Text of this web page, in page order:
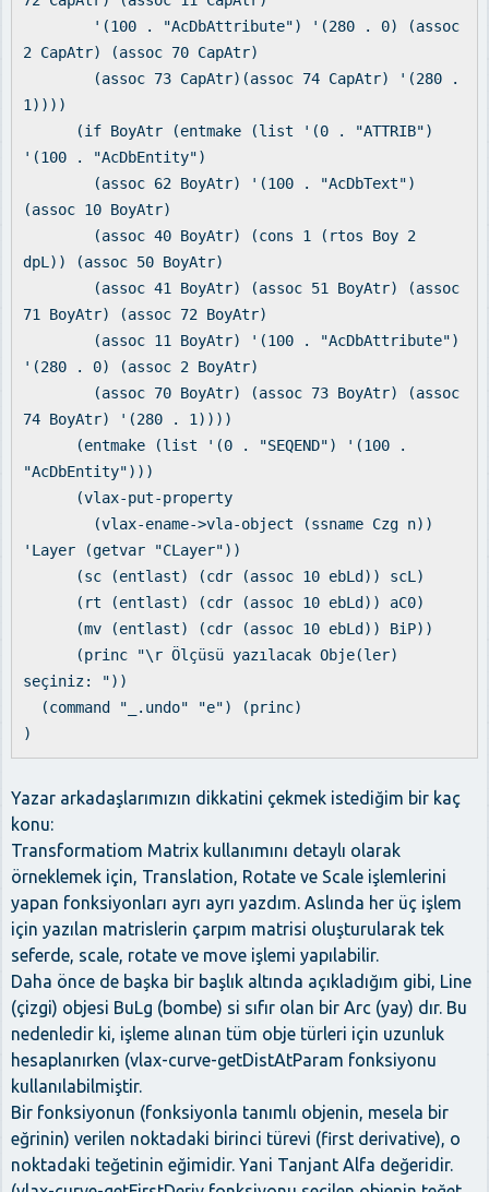
'(100 . "AcDbAttribute") '(280 . 0) (assoc
2 CapAtr) (assoc 70 CapAtr)
(assoc 73 CapAtr)(assoc 74 CapAtr) '(280 .
1))))
(if BoyAtr (entmake (list '(0 . "ATTRIB")
'(100 . "AcDbEntity")
(assoc 62 BoyAtr) '(100 . "AcDbText")
(assoc 10 BoyAtr)
(assoc 40 BoyAtr) (cons 1 (rtos Boy 2
dpL)) (assoc 50 BoyAtr)
(assoc 41 BoyAtr) (assoc 51 BoyAtr) (assoc
71 BoyAtr) (assoc 72 BoyAtr)
(assoc 11 BoyAtr) '(100 . "AcDbAttribute")
'(280 . 0) (assoc 2 BoyAtr)
(assoc 70 BoyAtr) (assoc 73 BoyAtr) (assoc
74 BoyAtr) '(280 . 1))))
(entmake (list '(0 . "SEQEND") '(100 .
"AcDbEntity")))
(vlax-put-property
(vlax-ename->vla-object (ssname Czg n))
'Layer (getvar "CLayer"))
(sc (entlast) (cdr (assoc 10 ebLd)) scL)
(rt (entlast) (cdr (assoc 10 ebLd)) aC0)
(mv (entlast) (cdr (assoc 10 ebLd)) BiP))
(princ "\r Ölçüsü yazılacak Obje(ler)
seçiniz: "))
(command "_.undo" "e") (princ)
)
Yazar arkadaşlarımızın dikkatini çekmek istediğim bir kaç
konu:
Transformatiom Matrix kullanımını detaylı olarak
örneklemek için, Translation, Rotate ve Scale işlemlerini
yapan fonksiyonları ayrı ayrı yazdım. Aslında her üç işlem
için yazılan matrislerin çarpım matrisi oluşturularak tek
seferde, scale, rotate ve move işlemi yapılabilir.
Daha önce de başka bir başlık altında açıkladığım gibi, Line
(çizgi) objesi BuLg (bombe) si sıfır olan bir Arc (yay) dır. Bu
nedenledir ki, işleme alınan tüm obje türleri için uzunluk
hesaplanırken (vlax-curve-getDistAtParam fonksiyonu
kullanılabilmiştir.
Bir fonksiyonun (fonksiyonla tanımlı objenin, mesela bir
eğrinin) verilen noktadaki birinci türevi (first derivative), o
noktadaki teğetinin eğimidir. Yani Tanjant Alfa değeridir.